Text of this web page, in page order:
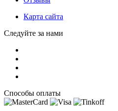
Карта сайта
Следуйте за нами
Способы оплаты